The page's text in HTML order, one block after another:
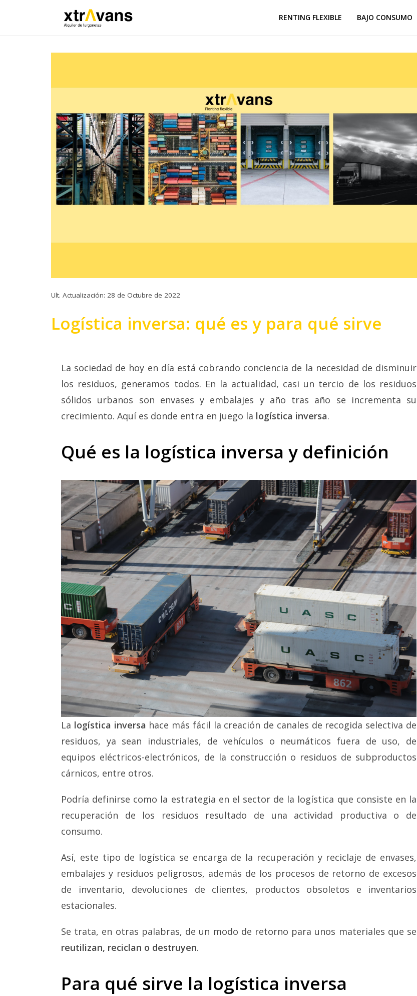
RENTING FLEXIBLE BAJO CONSUMO
Ult. Actualización: 28 de Octubre de 2022
Logística inversa: qué es y para qué sirve
La sociedad de hoy en día está cobrando conciencia de la necesidad de disminuir
los residuos, generamos todos. En la actualidad, casi un tercio de los residuos
sólidos urbanos son envases y embalajes y año tras año se incrementa su
crecimiento. Aquí es donde entra en juego la logística inversa.
Qué es la logística inversa y definición
La logística inversa hace más fácil la creación de canales de recogida selectiva de
residuos, ya sean industriales, de vehículos o neumáticos fuera de uso, de
equipos eléctricos-electrónicos, de la construcción o residuos de subproductos
cárnicos, entre otros.
Podría definirse como la estrategia en el sector de la logística que consiste en la
recuperación de los residuos resultado de una actividad productiva o de
consumo.
Así, este tipo de logística se encarga de la recuperación y reciclaje de envases,
embalajes y residuos peligrosos, además de los procesos de retorno de excesos
de inventario, devoluciones de clientes, productos obsoletos e inventarios
estacionales.
Se trata, en otras palabras, de un modo de retorno para unos materiales que se
reutilizan, reciclan o destruyen.
Para qué sirve la logística inversa